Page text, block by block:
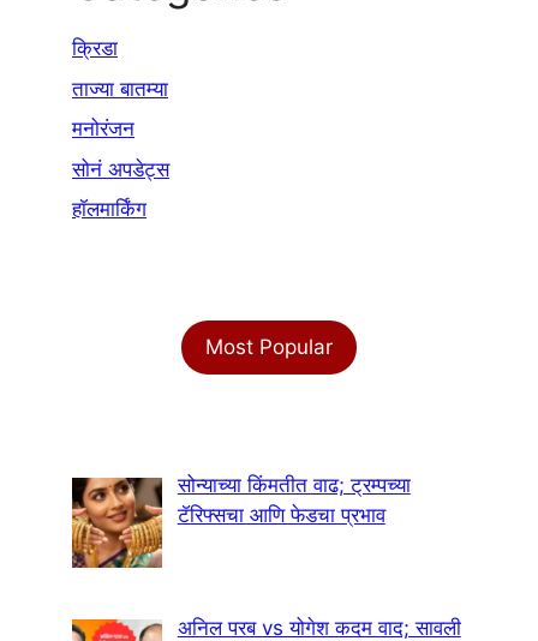
क्रिडा
ताज्या बातम्या
मनोरंजन
सोनं अपडेट्स
हॉलमार्किंग
Most Popular
सोन्याच्या किंमतीत वाढ; ट्रम्पच्या
टॅरिफ्सचा आणि फेडचा प्रभाव
अनिल परब vs योगेश कदम वाद; सावली